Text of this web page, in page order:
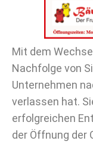
Mit dem
Nachfolge von
Unternehmen
verlassen hat.
erfolgreichen
der Öffnung der